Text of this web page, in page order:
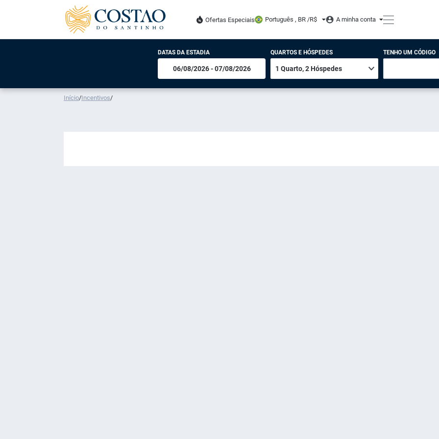
Ofertas Especiais Português , BR /R$ A minha conta
DATAS DA ESTADIA QUARTOS E HÓSPEDES TENHO UM CÓDIGO
Início/Incentivos/